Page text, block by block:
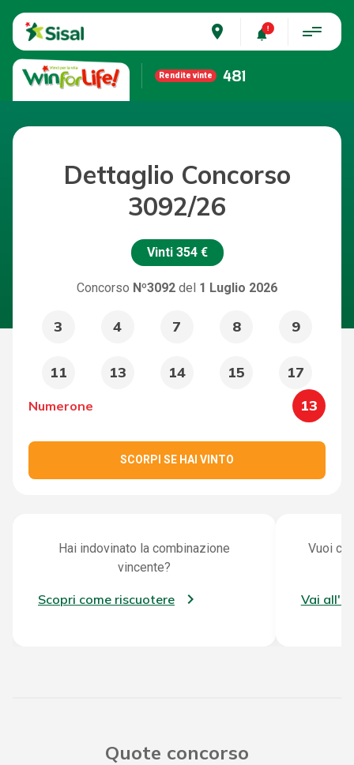
place
Rendite vinte 481
Dettaglio Concorso
3092/26
Vinti 354 €
Concorso Nº3092 del 1 Luglio 2026
3 4 7 8 9
11 13 14 15 17
Numerone 13
SCORPI SE HAI VINTO
Hai indovinato la combinazione
vincente?
Scopri come riscuotere
Vuoi
Vai
Quote concorso